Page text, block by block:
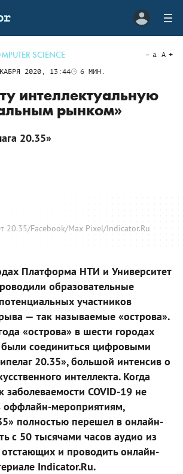
SCIENCE
2020, 13:44 6 МИН.
a A
интеллектуальную
рынком»
20.35»
20.35/Facebook/Max Pixel/Indicator.Ru
Платформа НТИ и Университет
образовательные
участников
— так называемые «острова».
«острова» в шести городах
соединиться цифровыми
20.35», большой интенсив о
интеллекта. Когда
заболеваемости COVID-19 не
оффлайн-мероприятиям,
полностью перешел в онлайн-
с 50 тысячами часов аудио из
отстающих и проводить онлайн-
Indicator.Ru.